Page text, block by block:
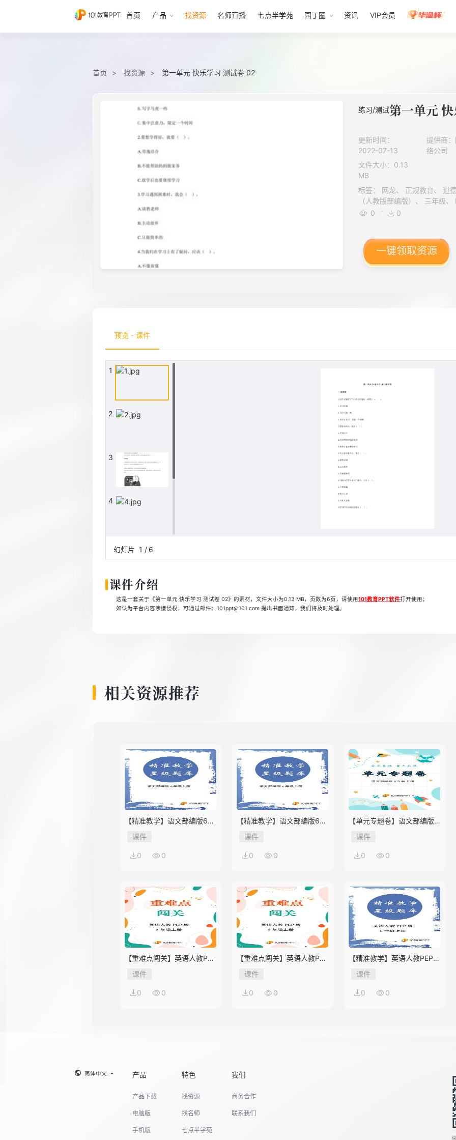
首页 产品 找资源 名师直播 七点半学苑 园丁圈 资讯 VIP会员
首页 找资源 第一单元 快乐学习 测试卷 02
练习/测试
更新时间：
2022-07-13
提供商
络公司
文件大小：0.13
MB
标签： 网龙、 正规教育、 道德与法治、 小学、 人民教育出版社
0 0
一键领取资源
预览 - 课件
1
2
3
4
6
幻灯片 1 / 6
课件介绍
这是一套关于《第一单元 快乐学习 测试卷 02》的素材，文件大小为0.13 MB，页数为6页，请使用101教育PPT软件打开使用；
如认为平台内容涉嫌侵权，可通过邮件：101ppt@101.com 提出书面通知，我们将及时处理。
相关资源推荐
【精准教学】语文部编版6年
级上册第2单元★★★★题库
课件
0 0
【精准教学】语文部编版6年
级上册第1单元★★★题库
课件
0 0
【单元专题卷】语文部编版8
年级上册第1单元01 积累与
应用
课件
0 0
【重难点闯关】英语人教PEP
版5年级上册Unit 2
课件
0 0
【重难点闯关】英语人教PEP
版4年级上册Unit 2
课件
0 0
【精准教学】英语人教PEP版
6年级上册Unit 2★★★题库
课件
0 0
简体中文 产品
产品下载
电脑版
手机版
特色
找资源
找名师
七点半学苑
我们
商务合作
联系我们